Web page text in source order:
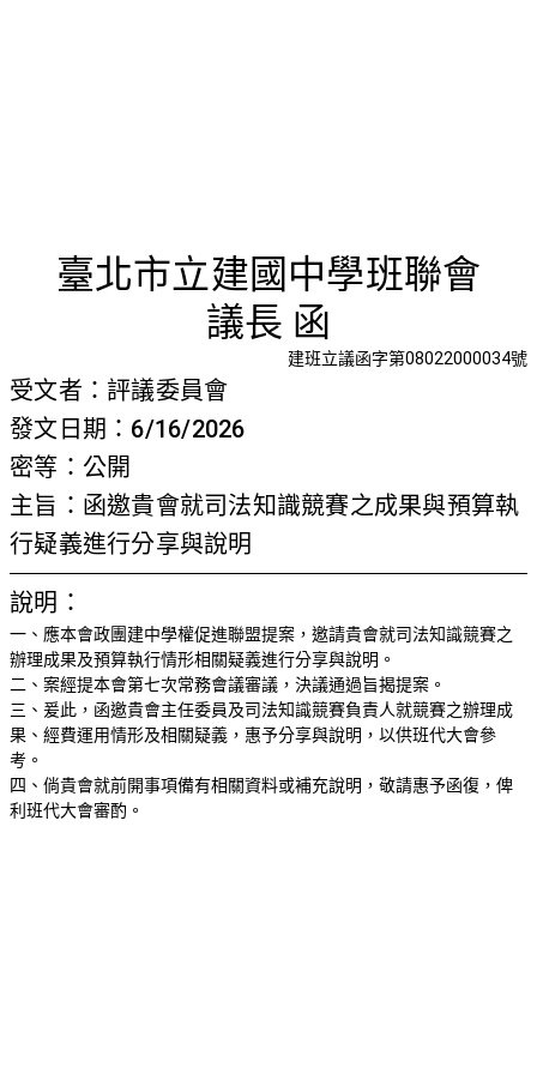
函邀貴
臺北市立建國中學班聯會
議長 函
建班立議函字第08022000034號
受文者：評議委員會
發文日期：6/16/2026
密等：公開
主旨：函邀貴會就司法知識競賽之成果與預算執
行疑義進行分享與說明
說明：
一、應本會政團建中學權促進聯盟提案，邀請貴會就司法知識競賽之
辦理成果及預算執行情形相關疑義進行分享與說明。
二、案經提本會第七次常務會議審議，決議通過旨揭提案。
三、爰此，函邀貴會主任委員及司法知識競賽負責人就競賽之辦理成
果、經費運用情形及相關疑義，惠予分享與說明，以供班代大會參
考。
四、倘貴會就前開事項備有相關資料或補充說明，敬請惠予函復，俾
利班代大會審酌。